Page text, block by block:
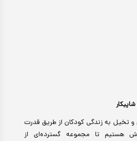
تخیل به زندگی کودکان از طریق قدرت
هستیم تا مجموعه گسترده‌ای از